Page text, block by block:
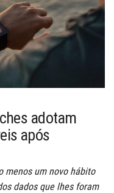
adotam
após
menos um novo hábito
dados que lhes foram